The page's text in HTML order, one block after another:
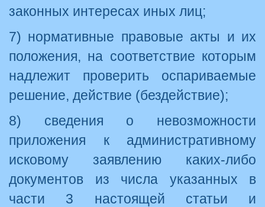
законных интересах иных лиц;
7) нормативные правовые акты и их
положения, на соответствие которым
надлежит проверить оспариваемые
решение, действие (бездействие);
8) сведения о невозможности
приложения к административному
исковому заявлению каких-либо
документов из числа указанных в
части 3 настоящей статьи и